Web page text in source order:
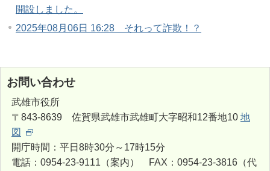
開設しました。
2025年08月06日 16:28 それって詐欺！？
お問い合わせ
武雄市役所
〒843-8639 佐賀県武雄市武雄町大字昭和12番地10 地
図
開庁時間：平日8時30分～17時15分
電話：0954-23-9111（案内） FAX：0954-23-3816（代